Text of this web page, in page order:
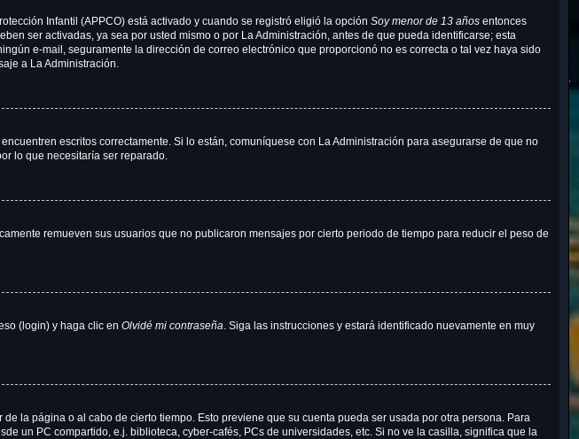
Infantil (APPCO) está activado y cuando se registró eligió la opción Soy menor de 13 años entonces
ser activadas, ya sea por usted mismo o por La Administración, antes de que pueda identificarse; esta
e-mail, seguramente la dirección de correo electrónico que proporcionó no es correcta o tal vez haya sido
a La Administración.
escritos correctamente. Si lo están, comuníquese con La Administración para asegurarse de que no
lo que necesitaría ser reparado.
remueven sus usuarios que no publicaron mensajes por cierto periodo de tiempo para reducir el peso de
(login) y haga clic en Olvidé mi contraseña. Siga las instrucciones y estará identificado nuevamente en muy
la página o al cabo de cierto tiempo. Esto previene que su cuenta pueda ser usada por otra persona. Para
un PC compartido, e.j. biblioteca, cyber-cafés, PCs de universidades, etc. Si no ve la casilla, significa que la